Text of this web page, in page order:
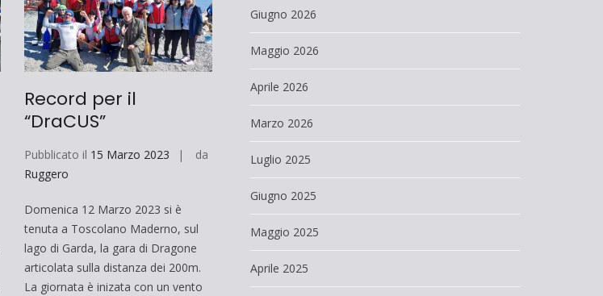
Record per il
“DraCUS”
Pubblicato il 15 Marzo 2023
da
Ruggero
Domenica 12 Marzo 2023 si è
tenuta a Toscolano Maderno, sul
lago di Garda, la gara di Dragone
articolata sulla distanza dei 200m.
La giornata è inizata con un vento
Giugno 2026
Maggio 2026
Aprile 2026
Marzo 2026
Luglio 2025
Giugno 2025
Maggio 2025
Aprile 2025